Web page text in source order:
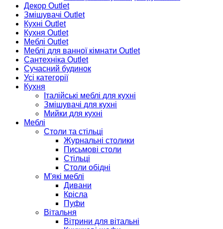
Декор Outlet
Змішувачі Outlet
Кухні Outlet
Кухня Outlet
Меблі Outlet
Меблі для ванної кімнати Outlet
Сантехніка Outlet
Сучасний будинок
Усі категорії
Кухня
Італійські меблі для кухні
Змішувачі для кухні
Мийки для кухні
Меблі
Столи та стільці
Журнальні столики
Письмові столи
Стільці
Столи обідні
М'які меблі
Дивани
Крісла
Пуфи
Вітальня
Вітрини для вітальні